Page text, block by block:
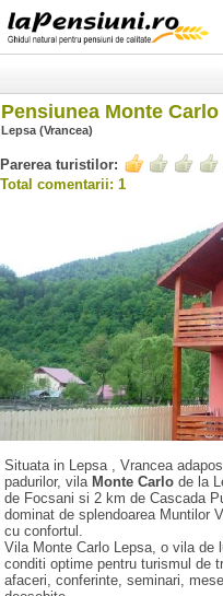
Pensiunea Monte Carlo
Lepsa (Vrancea)
Parerea turistilor:
Total comentarii: 1
Situata in Lepsa , Vrancea
padurilor, vila Monte Carlo de la
de Focsani si 2 km de Cascada
dominat de splendoarea Muntilor
cu confortul.
Vila Monte Carlo Lepsa, o vila de
conditi optime pentru turismul de
afaceri, conferinte, seminari,